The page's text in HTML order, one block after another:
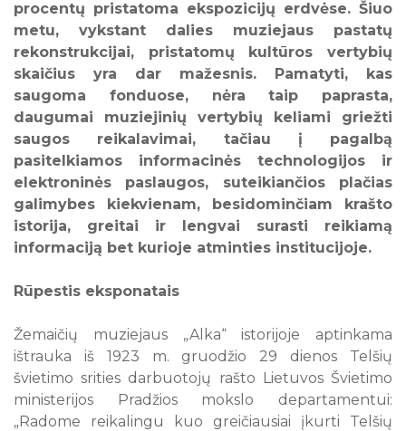
10 12 14
17 18 19 21 22 23
24 25 26 27 28 29 30
31
Visi renginiai
procentų pristatoma ekspozicijų erdvėse. Šiuo
metu, vykstant dalies muziejaus pastatų
rekonstrukcijai, pristatomų kultūros vertybių
skaičius yra dar mažesnis. Pamatyti, kas
saugoma fonduose, nėra taip paprasta,
daugumai muziejinių vertybių keliami griežti
saugos reikalavimai, tačiau į pagalbą
pasitelkiamos informacinės technologijos ir
elektroninės paslaugos, suteikiančios plačias
galimybes kiekvienam, besidominčiam krašto
istorija, greitai ir lengvai surasti reikiamą
informaciją bet kurioje atminties institucijoje.
Rūpestis eksponatais
Žemaičių muziejaus „Alka“ istorijoje aptinkama
ištrauka iš 1923 m. gruodžio 29 dienos Telšių
švietimo srities darbuotojų rašto Lietuvos Švietimo
ministerijos Pradžios mokslo departamentui:
„Radome reikalingu kuo greičiausiai įkurti Telšių